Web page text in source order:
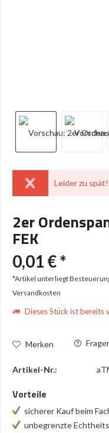
Leider zu
2er
FEK
0,01 € *
*Artikel unterliegt
Versandkosten
Dieses Stück ist bereits
Merken
Artikel-Nr.:
Vorteile
sicherer Kauf beim
unbegrenzte